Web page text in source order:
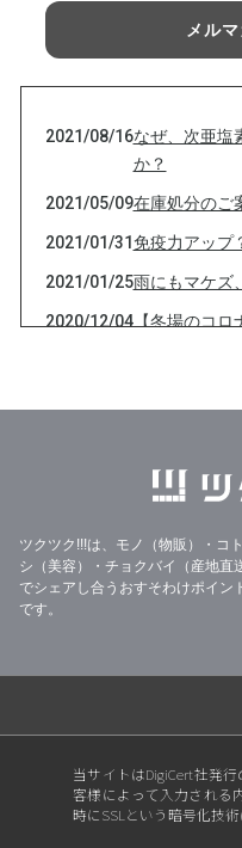
メル
2021/08/16なぜ、次亜塩
か？
2021/05/09在庫処分のご
2021/01/31免疫力アップ
2021/01/25雨にもマケズ
2020/12/04【冬場のコロ
お掃除の豆
をしないとい
2020/10/09
お掃除マメ
最適な時期は
2020/10/07 お掃除の豆知
ツクツク!!!は、モノ（物販）・コ
シ（美容）・チョクバイ（産地直
でシェアし合うおすそわけポイン
です。
当サイトはDigiCert社発
客様によって入力される
時にSSLという暗号化技術